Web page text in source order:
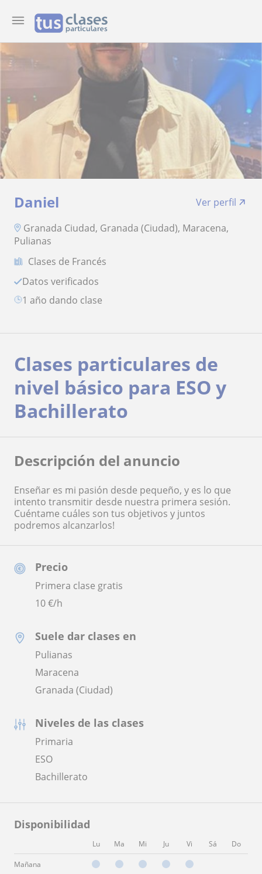
Daniel
Ver perfil
Granada Ciudad, Granada (Ciudad), Maracena,
Pulianas
Clases de Francés
Datos verificados
1 año dando clase
Precio
Primera clase gratis
10€/h
Suele dar clases en
Pulianas
Maracena
Granada (Ciudad)
Niveles de las clases
Primaria
ESO
Bachillerato
Disponibilidad
Lu Ma Mi Ju Vi Sá Do
Mañana
Clases particulares de
nivel básico para ESO y
Bachillerato
Descripción del anuncio
Enseñar es mi pasión desde pequeño, y es lo que
intento transmitir desde nuestra primera sesión.
Cuéntame cuáles son tus objetivos y juntos
podremos alcanzarlos!